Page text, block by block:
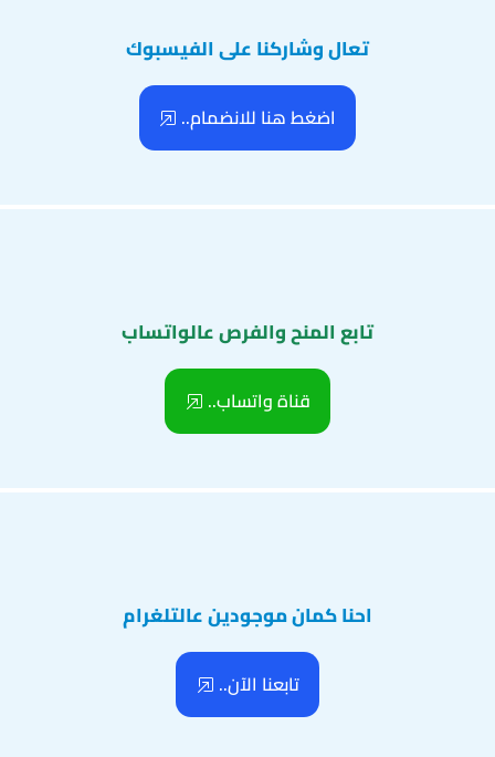
تعال وشاركنا على الفيسبوك
اضغط هنا للانضمام..
تابع المنح والفرص عالواتساب
قناة واتساب..
احنا كمان موجودين عالتلغرام
تابعنا الآن..